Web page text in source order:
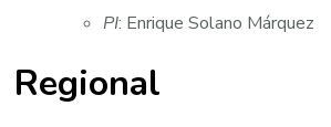
PI: Enrique Solano Márquez
Regional